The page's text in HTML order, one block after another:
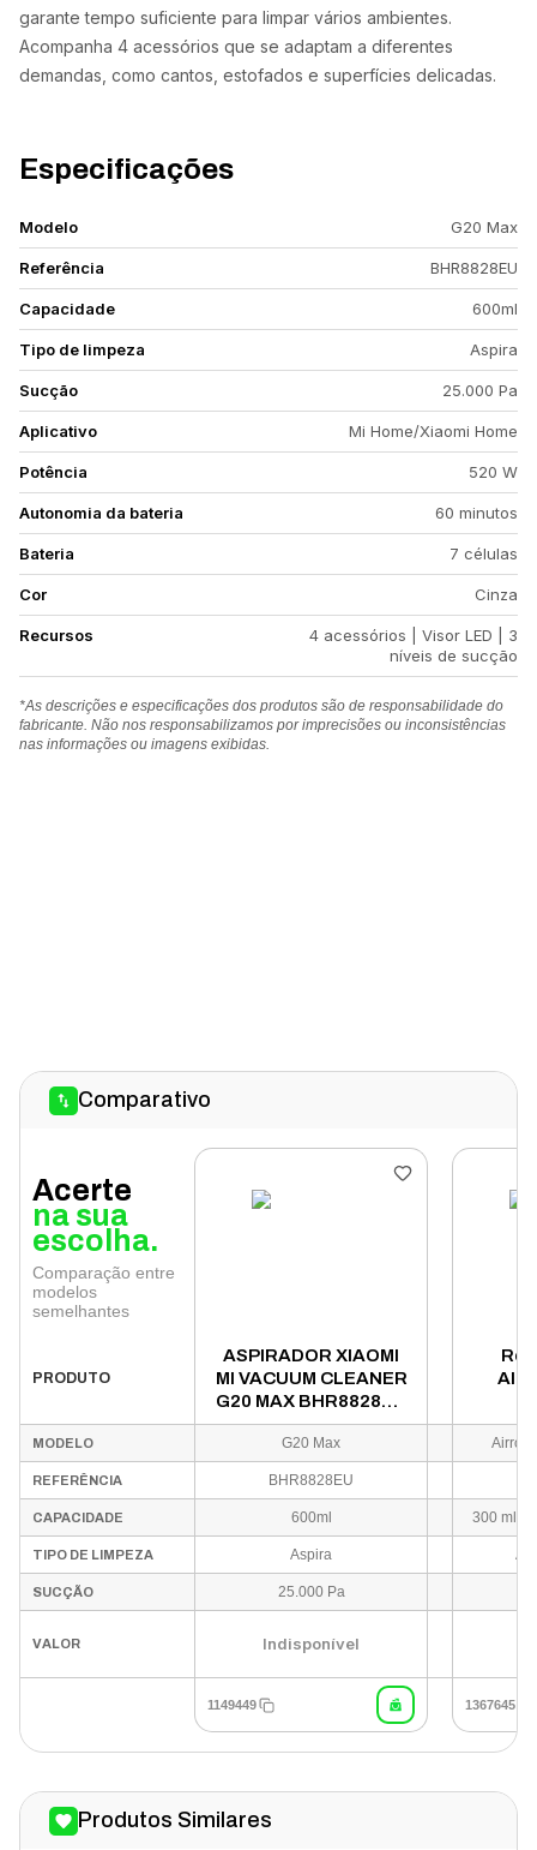
garante tempo suficiente para limpar vários ambientes.
Acompanha 4 acessórios que se adaptam a diferentes
demandas, como cantos, estofados e superfícies delicadas.
Especificações
Modelo G20 Max
Referência BHR8828EU
Capacidade 600ml
Tipo de limpeza Aspira
Sucção 25.000 Pa
Aplicativo Mi Home/Xiaomi Home
Potência 520 W
Autonomia da bateria 60 minutos
Bateria 7 células
Cor Cinza
Recursos
4 acessórios | Visor LED | 3
níveis de sucção
*As descrições e especificações dos produtos são de responsabilidade do
fabricante. Não nos responsabilizamos por imprecisões ou inconsistências
nas informações ou imagens exibidas.
Comparativo
Acerte
na sua
escolha.
Comparação entre
modelos
semelhantes
PRODUTO
ASPIRADOR XIAOMI
MI VACUUM CLEANER
G20 MAX BHR8828EU
GRAY
MODELO G20 Max
REFERÊNCIA BHR8828EU
CAPACIDADE 600ml 300 ml,
TIPO DE LIMPEZA Aspira
SUCÇÃO 25.000 Pa
VALOR Indisponível
1149449 1367645
Produtos Similares